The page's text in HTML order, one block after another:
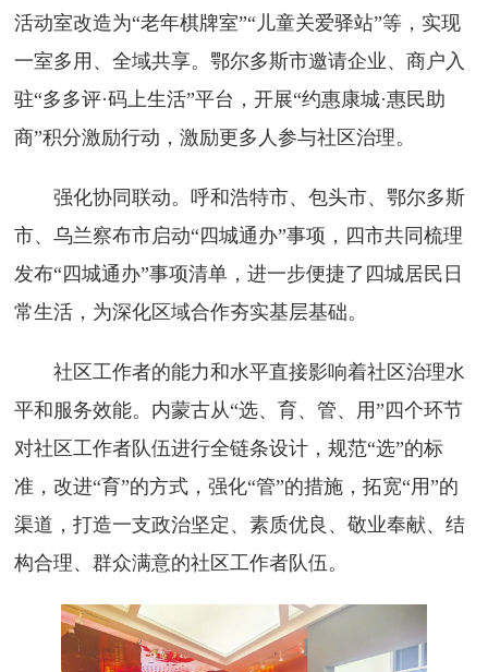
活动室改造为“老年棋牌室”“儿童关爱驿站”等，实现
一室多用、全域共享。鄂尔多斯市邀请企业、商户入
驻“多多评·码上生活”平台，开展“约惠康城·惠民助
商”积分激励行动，激励更多人参与社区治理。
强化协同联动。呼和浩特市、包头市、鄂尔多斯
市、乌兰察布市启动“四城通办”事项，四市共同梳理
发布“四城通办”事项清单，进一步便捷了四城居民日
常生活，为深化区域合作夯实基层基础。
社区工作者的能力和水平直接影响着社区治理水
平和服务效能。内蒙古从“选、育、管、用”四个环节
对社区工作者队伍进行全链条设计，规范“选”的标
准，改进“育”的方式，强化“管”的措施，拓宽“用”的
渠道，打造一支政治坚定、素质优良、敬业奉献、结
构合理、群众满意的社区工作者队伍。